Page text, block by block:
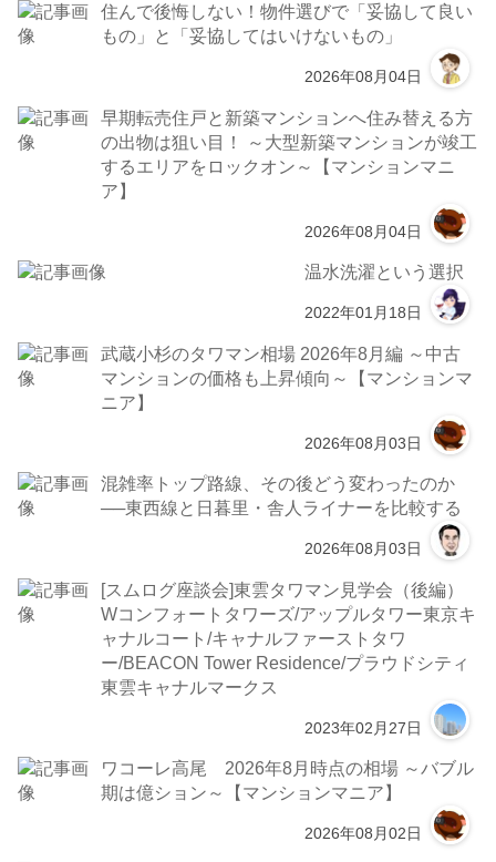
住んで後悔しない！物件選びで「妥協して良い
もの」と「妥協してはいけないもの」
2026年08月04日
早期転売住戸と新築マンションへ住み替える方
の出物は狙い目！ ～大型新築マンションが竣工
するエリアをロックオン～【マンションマニ
ア】
2026年08月04日
温水洗濯という選択
2022年01月18日
武蔵小杉のタワマン相場 2026年8月編 ～中古
マンションの価格も上昇傾向～【マンションマ
ニア】
2026年08月03日
混雑率トップ路線、その後どう変わったのか
──東西線と日暮里・舎人ライナーを比較する
2026年08月03日
[スムログ座談会]東雲タワマン見学会（後編）
Wコンフォートタワーズ/アップルタワー東京キ
ャナルコート/キャナルファーストタワ
ー/BEACON Tower Residence/プラウドシティ
東雲キャナルマークス
2023年02月27日
ワコーレ高尾 2026年8月時点の相場 ～バブル
期は億ション～【マンションマニア】
2026年08月02日